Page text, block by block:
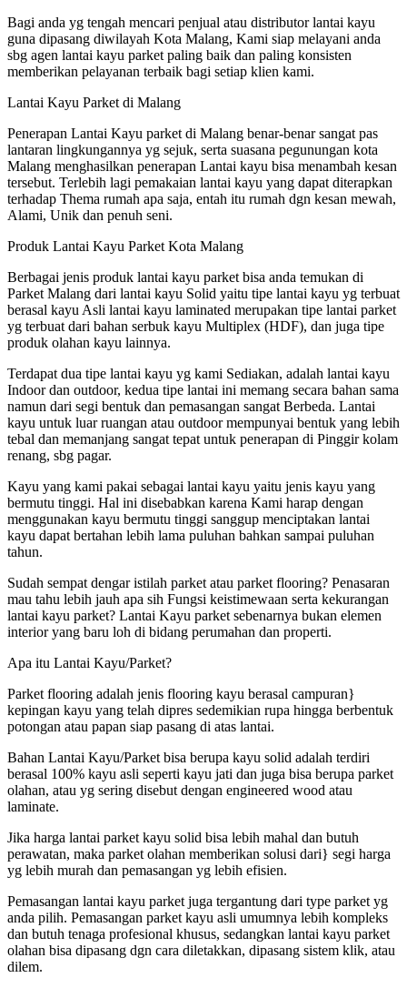
Bagi anda yg tengah mencari penjual atau distributor lantai kayu
guna dipasang diwilayah Kota Malang, Kami siap melayani anda
sbg agen lantai kayu parket paling baik dan paling konsisten
memberikan pelayanan terbaik bagi setiap klien kami.
Lantai Kayu Parket di Malang
Penerapan Lantai Kayu parket di Malang benar-benar sangat pas
lantaran lingkungannya yg sejuk, serta suasana pegunungan kota
Malang menghasilkan penerapan Lantai kayu bisa menambah kesan
tersebut. Terlebih lagi pemakaian lantai kayu yang dapat diterapkan
terhadap Thema rumah apa saja, entah itu rumah dgn kesan mewah,
Alami, Unik dan penuh seni.
Produk Lantai Kayu Parket Kota Malang
Berbagai jenis produk lantai kayu parket bisa anda temukan di
Parket Malang dari lantai kayu Solid yaitu tipe lantai kayu yg terbuat
berasal kayu Asli lantai kayu laminated merupakan tipe lantai parket
yg terbuat dari bahan serbuk kayu Multiplex (HDF), dan juga tipe
produk olahan kayu lainnya.
Terdapat dua tipe lantai kayu yg kami Sediakan, adalah lantai kayu
Indoor dan outdoor, kedua tipe lantai ini memang secara bahan sama
namun dari segi bentuk dan pemasangan sangat Berbeda. Lantai
kayu untuk luar ruangan atau outdoor mempunyai bentuk yang lebih
tebal dan memanjang sangat tepat untuk penerapan di Pinggir kolam
renang, sbg pagar.
Kayu yang kami pakai sebagai lantai kayu yaitu jenis kayu yang
bermutu tinggi. Hal ini disebabkan karena Kami harap dengan
menggunakan kayu bermutu tinggi sanggup menciptakan lantai
kayu dapat bertahan lebih lama puluhan bahkan sampai puluhan
tahun.
Sudah sempat dengar istilah parket atau parket flooring? Penasaran
mau tahu lebih jauh apa sih Fungsi keistimewaan serta kekurangan
lantai kayu parket? Lantai Kayu parket sebenarnya bukan elemen
interior yang baru loh di bidang perumahan dan properti.
Apa itu Lantai Kayu/Parket?
Parket flooring adalah jenis flooring kayu berasal campuran}
kepingan kayu yang telah dipres sedemikian rupa hingga berbentuk
potongan atau papan siap pasang di atas lantai.
Bahan Lantai Kayu/Parket bisa berupa kayu solid adalah terdiri
berasal 100% kayu asli seperti kayu jati dan juga bisa berupa parket
olahan, atau yg sering disebut dengan engineered wood atau
laminate.
Jika harga lantai parket kayu solid bisa lebih mahal dan butuh
perawatan, maka parket olahan memberikan solusi dari} segi harga
yg lebih murah dan pemasangan yg lebih efisien.
Pemasangan lantai kayu parket juga tergantung dari type parket yg
anda pilih. Pemasangan parket kayu asli umumnya lebih kompleks
dan butuh tenaga profesional khusus, sedangkan lantai kayu parket
olahan bisa dipasang dgn cara diletakkan, dipasang sistem klik, atau
dilem.